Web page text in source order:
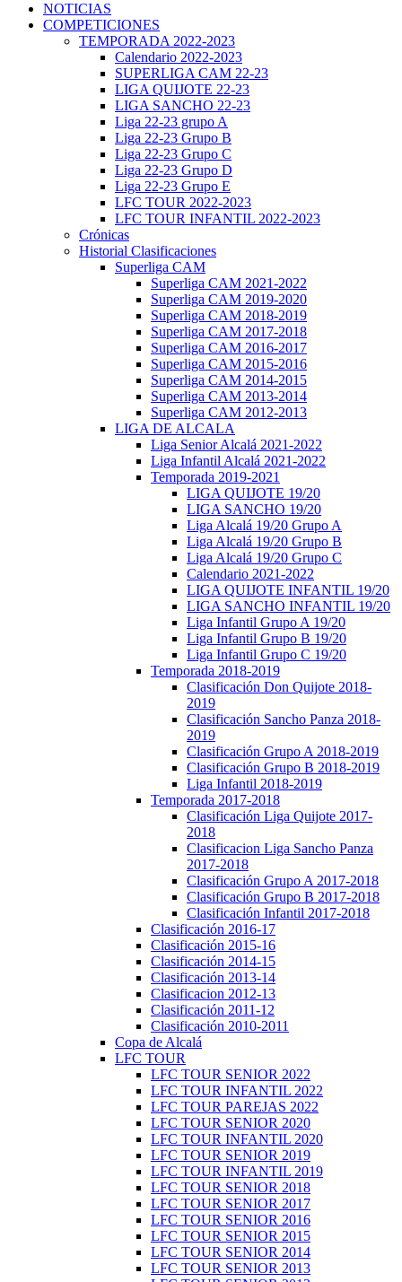
NOTICIAS
COMPETICIONES
TEMPORADA 2022-2023
Calendario 2022-2023
SUPERLIGA CAM 22-23
LIGA QUIJOTE 22-23
LIGA SANCHO 22-23
Liga 22-23 grupo A
Liga 22-23 Grupo B
Liga 22-23 Grupo C
Liga 22-23 Grupo D
Liga 22-23 Grupo E
LFC TOUR 2022-2023
LFC TOUR INFANTIL 2022-2023
Crónicas
Historial Clasificaciones
Superliga CAM
Superliga CAM 2021-2022
Superliga CAM 2019-2020
Superliga CAM 2018-2019
Superliga CAM 2017-2018
Superliga CAM 2016-2017
Superliga CAM 2015-2016
Superliga CAM 2014-2015
Superliga CAM 2013-2014
Superliga CAM 2012-2013
LIGA DE ALCALA
Liga Senior Alcalá 2021-2022
Liga Infantil Alcalá 2021-2022
Temporada 2019-2021
LIGA QUIJOTE 19/20
LIGA SANCHO 19/20
Liga Alcalá 19/20 Grupo A
Liga Alcalá 19/20 Grupo B
Liga Alcalá 19/20 Grupo C
Calendario 2021-2022
LIGA QUIJOTE INFANTIL 19/20
LIGA SANCHO INFANTIL 19/20
Liga Infantil Grupo A 19/20
Liga Infantil Grupo B 19/20
Liga Infantil Grupo C 19/20
Temporada 2018-2019
Clasificación Don Quijote 2018-
2019
Clasificación Sancho Panza 2018-
2019
Clasificación Grupo A 2018-2019
Clasificación Grupo B 2018-2019
Liga Infantil 2018-2019
Temporada 2017-2018
Clasificación Liga Quijote 2017-
2018
Clasificacion Liga Sancho Panza
2017-2018
Clasificación Grupo A 2017-2018
Clasificación Grupo B 2017-2018
Clasificación Infantil 2017-2018
Clasificación 2016-17
Clasificación 2015-16
Clasificación 2014-15
Clasificación 2013-14
Clasificacion 2012-13
Clasificación 2011-12
Clasificación 2010-2011
Copa de Alcalá
LFC TOUR
LFC TOUR SENIOR 2022
LFC TOUR INFANTIL 2022
LFC TOUR PAREJAS 2022
LFC TOUR SENIOR 2020
LFC TOUR INFANTIL 2020
LFC TOUR SENIOR 2019
LFC TOUR INFANTIL 2019
LFC TOUR SENIOR 2018
LFC TOUR SENIOR 2017
LFC TOUR SENIOR 2016
LFC TOUR SENIOR 2015
LFC TOUR SENIOR 2014
LFC TOUR SENIOR 2013